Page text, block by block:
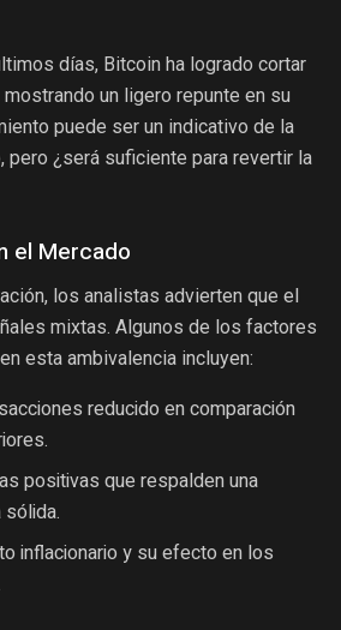
días, Bitcoin ha logrado cortar
un ligero repunte en su
puede ser un indicativo de la
¿será suficiente para revertir la
el Mercado
los analistas advierten que el
mixtas. Algunos de los factores
esta ambivalencia incluyen:
reducido en comparación
positivas que respalden una
inflacionario y su efecto en los